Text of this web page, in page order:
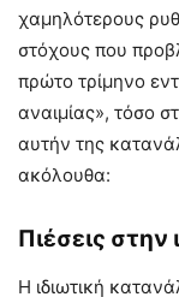
χαμηλότερους
στόχους που
πρώτο τρίμηνο
αναιμίας», τόσο
αυτήν της
ακόλουθα:
Πιέσεις
Η ιδιωτική